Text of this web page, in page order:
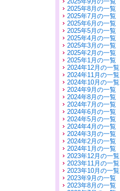
2025年8月の一覧
2025年7月の一覧
2025年6月の一覧
2025年5月の一覧
2025年4月の一覧
2025年3月の一覧
2025年2月の一覧
2025年1月の一覧
2024年12月の一覧
2024年11月の一覧
2024年10月の一覧
2024年9月の一覧
2024年8月の一覧
2024年7月の一覧
2024年6月の一覧
2024年5月の一覧
2024年4月の一覧
2024年3月の一覧
2024年2月の一覧
2024年1月の一覧
2023年12月の一覧
2023年11月の一覧
2023年10月の一覧
2023年9月の一覧
2023年8月の一覧